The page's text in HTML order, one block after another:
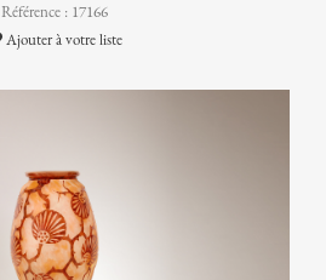
Référence : 17166
Ajouter à votre liste